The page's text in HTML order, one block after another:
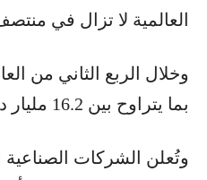
العالمية لا تزال في
وخلال الربع الثاني من
بما يتراوح بين 16.2 مليار دولار و17.9 مليار دولار.
وتُعلن الشركات الصناعية